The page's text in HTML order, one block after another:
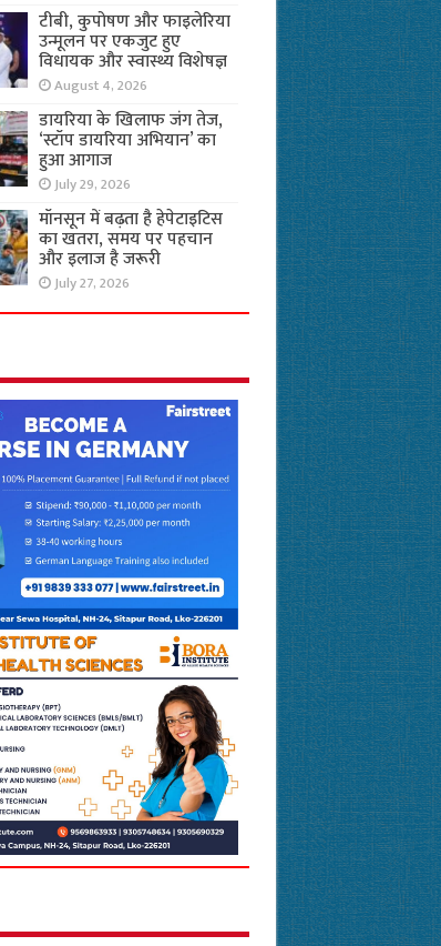
टीबी, कुपोषण और फाइलेरिया
उन्मूलन पर एकजुट हुए
विधायक और स्वास्थ्य विशेषज्ञ
August 4, 2026
डायरिया के खिलाफ जंग तेज,
‘स्टॉप डायरिया अभियान’ का
हुआ आगाज
July 29, 2026
मॉनसून में बढ़ता है हेपेटाइटिस
का खतरा, समय पर पहचान
और इलाज है जरूरी
July 27, 2026